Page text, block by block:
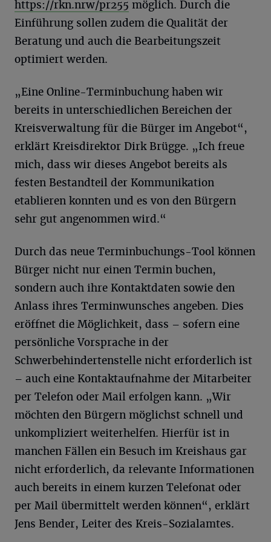
https://rkn.nrw/pr255 möglich. Durch die
Einführung sollen zudem die Qualität der
Beratung und auch die Bearbeitungszeit
optimiert werden.
„Eine Online-Terminbuchung haben wir
bereits in unterschiedlichen Bereichen der
Kreisverwaltung für die Bürger im Angebot“,
erklärt Kreisdirektor Dirk Brügge. „Ich freue
mich, dass wir dieses Angebot bereits als
festen Bestandteil der Kommunikation
etablieren konnten und es von den Bürgern
sehr gut angenommen wird.“
Durch das neue Terminbuchungs-Tool können
Bürger nicht nur einen Termin buchen,
sondern auch ihre Kontaktdaten sowie den
Anlass ihres Terminwunsches angeben. Dies
eröffnet die Möglichkeit, dass – sofern eine
persönliche Vorsprache in der
Schwerbehindertenstelle nicht erforderlich ist
– auch eine Kontaktaufnahme der Mitarbeiter
per Telefon oder Mail erfolgen kann. „Wir
möchten den Bürgern möglichst schnell und
unkompliziert weiterhelfen. Hierfür ist in
manchen Fällen ein Besuch im Kreishaus gar
nicht erforderlich, da relevante Informationen
auch bereits in einem kurzen Telefonat oder
per Mail übermittelt werden können“, erklärt
Jens Bender, Leiter des Kreis-Sozialamtes.